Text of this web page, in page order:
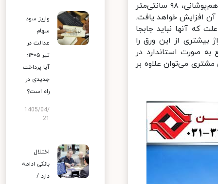
متر حدود ۸ موج روی ورق ذوزنقه وجود دارد. عرض ورق‌های ذوزنقه‌ای بعد از هم‌پوشانی، ۹۸ سانتی‌متر
افزایش خواهد یافت.
که آنها نباید جابجا
از این ورق را
صورت استاندارد در
می‌توان علاوه بر
واریز سود
سهام
عدالت در
تیر ۱۴۰۵؛
آیا پرداخت
جدیدی در
راه است؟
1405/04/
اختلال
بانکی ادامه
دارد /